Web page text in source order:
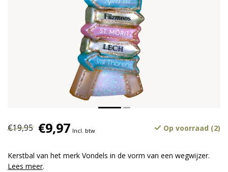
€19,95 €9,97 Incl. btw Op voorraad (2)
Kerstbal van het merk Vondels in de vorm van een wegwijzer.
Lees meer.